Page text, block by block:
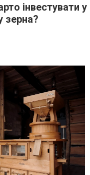
інвестувати у
зерна?